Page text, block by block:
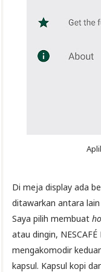
Di meja display ada
ditawarkan antara
Saya pilih membuat
atau dingin,
mengakomodir
kapsul. Kapsul kopi